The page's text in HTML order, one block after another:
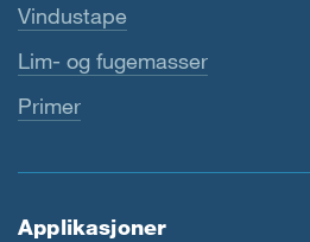
Vindustape
Lim- og fugemasser
Primer
Applikasjoner